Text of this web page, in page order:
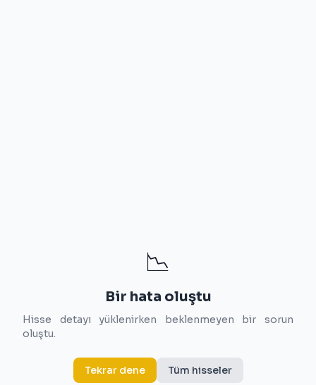
📉
Bir hata oluştu
Hisse detayı yüklenirken beklenmeyen bir sorun
oluştu.
Tekrar dene Tüm hisseler